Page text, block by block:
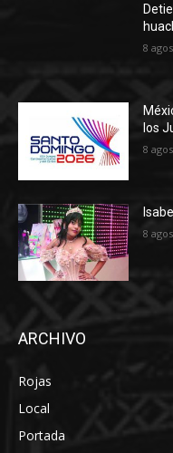
8
los
8
8
ARCHIVO
Rojas
Local
Portada